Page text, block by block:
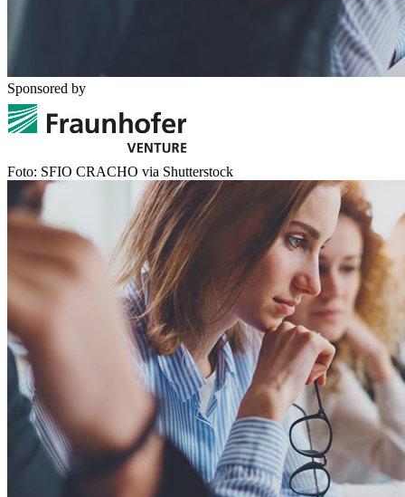
Sponsored by
Foto: SFIO CRACHO via Shutterstock